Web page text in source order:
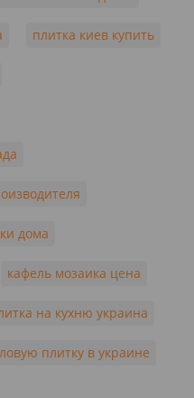
плитка киев купить
дома
кафель мозаика цена
на кухню украина
плитку в украине